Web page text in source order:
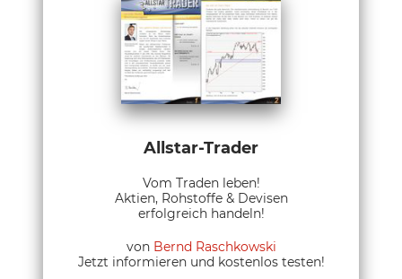
Allstar-Trader
Vom Traden leben!
Aktien, Rohstoffe & Devisen
erfolgreich handeln!
von Bernd Raschkowski
Jetzt informieren und kostenlos testen!